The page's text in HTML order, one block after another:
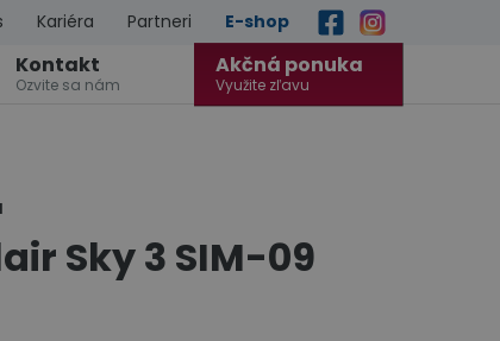
Kariéra Partneri E-shop
Kontakt
Ozvite sa nám
Akčná ponuka
Využite zľavu
Sky 3 SIM-09